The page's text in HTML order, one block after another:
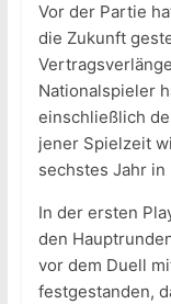
Vor der Partie
die Zukunft
Nationalspieler
einschließlich
jener Spielzeit
sechstes Jahr
In der ersten
den
vor dem Duell
festgestanden,